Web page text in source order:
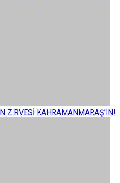
ZİRVESİ KAHRAMANMARAŞ’IN!